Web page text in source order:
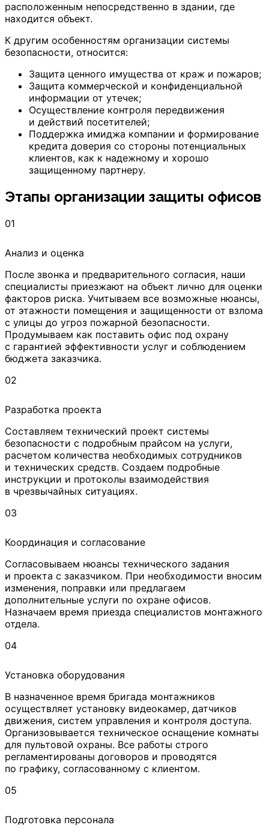
расположенным непосредственно в здании, где
находится объект.
К другим особенностям организации системы
безопасности, относится:
Защита ценного имущества от краж и пожаров;
Защита коммерческой и конфиденциальной
информации от утечек;
Осуществление контроля передвижения
и действий посетителей;
Поддержка имиджа компании и формирование
кредита доверия со стороны потенциальных
клиентов, как к надежному и хорошо
защищенному партнеру.
Этапы организации защиты офисов
01
Анализ и оценка
После звонка и предварительного согласия, наши
специалисты приезжают на объект лично для оценки
факторов риска. Учитываем все возможные нюансы,
от этажности помещения и защищенности от взлома
с улицы до угроз пожарной безопасности.
Продумываем как поставить офис под охрану
с гарантией эффективности услуг и соблюдением
бюджета заказчика.
02
Разработка проекта
Составляем технический проект системы
безопасности с подробным прайсом на услуги,
расчетом количества необходимых сотрудников
и технических средств. Создаем подробные
инструкции и протоколы взаимодействия
в чрезвычайных ситуациях.
03
Координация и согласование
Согласовываем нюансы технического задания
и проекта с заказчиком. При необходимости вносим
изменения, поправки или предлагаем
дополнительные услуги по охране офисов.
Назначаем время приезда специалистов монтажного
отдела.
04
Установка оборудования
В назначенное время бригада монтажников
осуществляет установку видеокамер, датчиков
движения, систем управления и контроля доступа.
Организовывается техническое оснащение комнаты
для пультовой охраны. Все работы строго
регламентированы договоров и проводятся
по графику, согласованному с клиентом.
05
Подготовка персонала